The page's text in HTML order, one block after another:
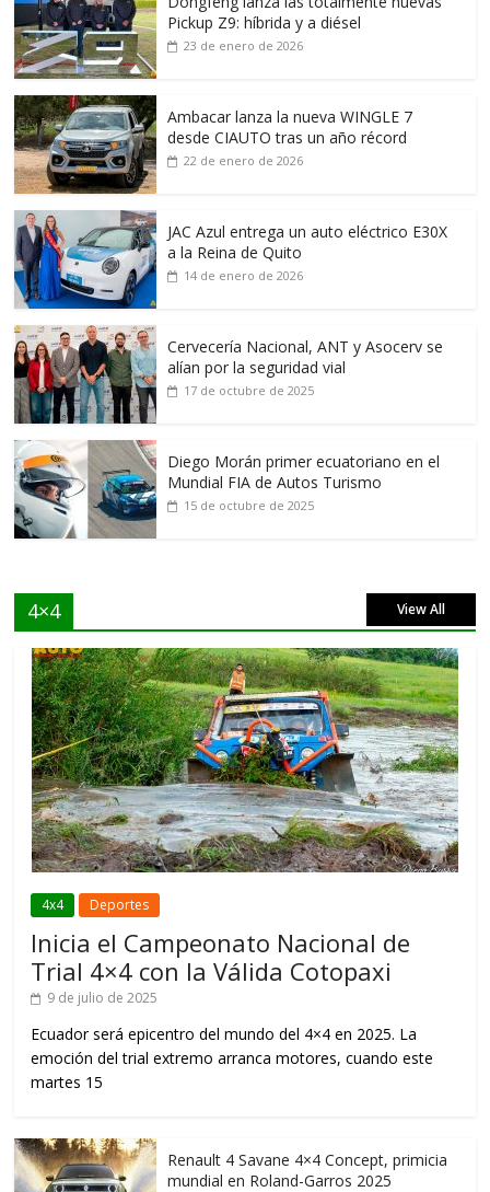
Pickup Z9: híbrida y a diésel
23 de enero de 2026
Ambacar lanza la nueva WINGLE 7
desde CIAUTO tras un año récord
22 de enero de 2026
JAC Azul entrega un auto eléctrico E30X
a la Reina de Quito
14 de enero de 2026
Cervecería Nacional, ANT y Asocerv se
alían por la seguridad vial
17 de octubre de 2025
Diego Morán primer ecuatoriano en el
Mundial FIA de Autos Turismo
15 de octubre de 2025
4×4 View All
4x4 Deportes
Inicia el Campeonato Nacional de
Trial 4×4 con la Válida Cotopaxi
9 de julio de 2025
Ecuador será epicentro del mundo del 4×4 en 2025. La
emoción del trial extremo arranca motores, cuando este
martes 15
Renault 4 Savane 4×4 Concept, primicia
mundial en Roland-Garros 2025